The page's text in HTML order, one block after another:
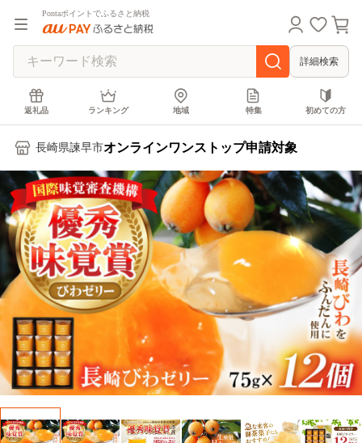
Pontaポイントでふるさと納税
詳細検索
返礼品 ランキング 地域 特集 初めての方
長崎県諫早市オンラインワンストップ申請対象